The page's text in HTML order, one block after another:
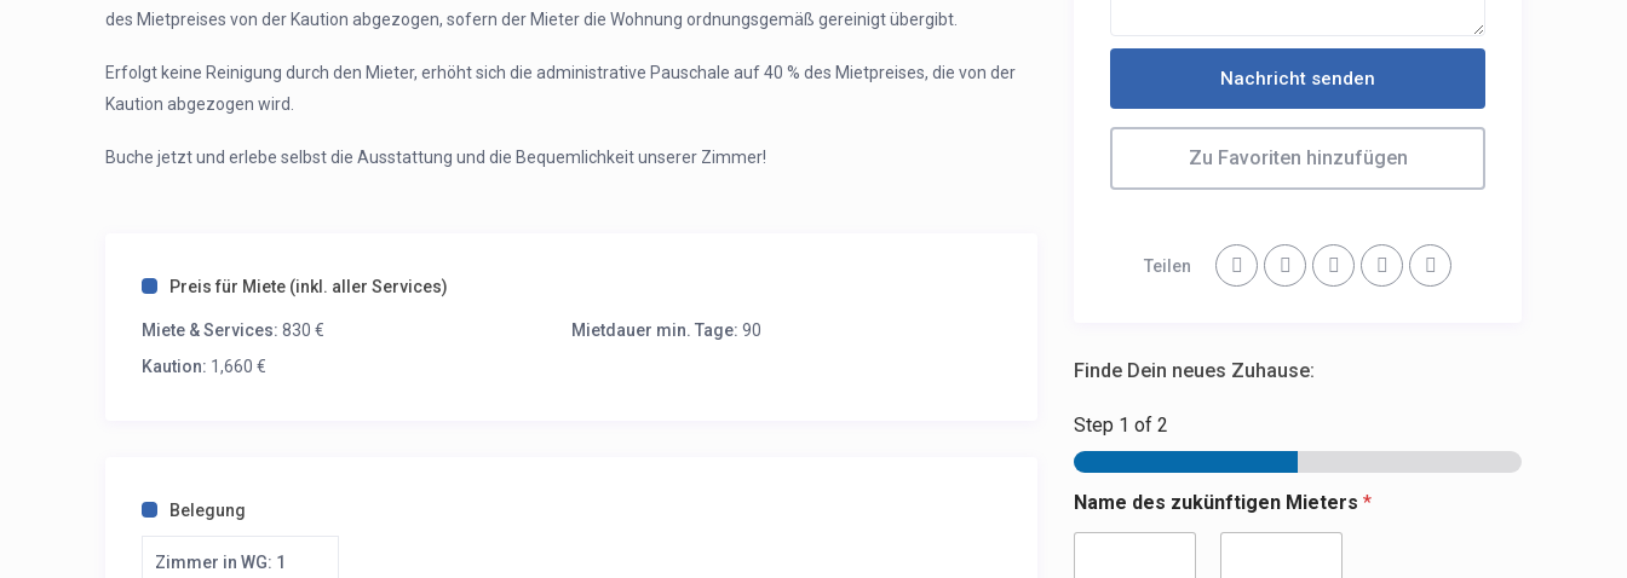
des Mietpreises von der Kaution abgezogen, sofern der Mieter die Wohnung ordnungsgemäß gereinigt übergibt.
Erfolgt keine Reinigung durch den Mieter, erhöht sich die administrative Pauschale auf 40 % des Mietpreises, die von der
Kaution abgezogen wird.
Buche jetzt und erlebe selbst die Ausstattung und die Bequemlichkeit unserer Zimmer!
Preis für Miete (inkl. aller Services)
Miete & Services: 830 € Mietdauer min. Tage: 90
Kaution: 1,660 €
Belegung
Zimmer in WG: 1
Nachricht senden
Zu Favoriten hinzufügen
Teilen
Finde Dein neues Zuhause:
Step 1 of 2
Name des zukünftigen Mieters *